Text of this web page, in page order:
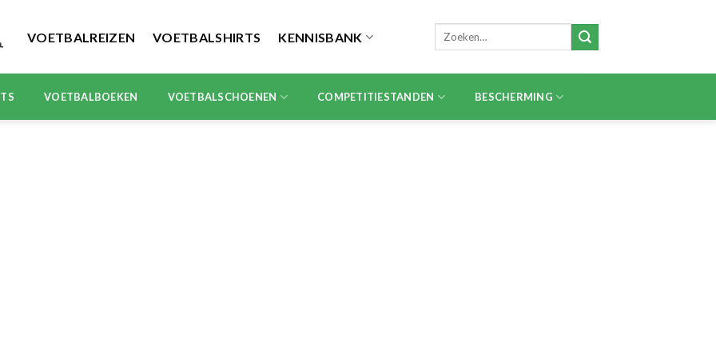
VOETBALREIZEN VOETBALSHIRTS KENNISBANK
Zoeken
VOETBALBOEKEN VOETBALSCHOENEN COMPETITIESTANDEN BESCHERMING